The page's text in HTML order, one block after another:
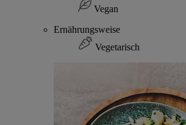
Vegan
Ernährungsweise
Vegetarisch